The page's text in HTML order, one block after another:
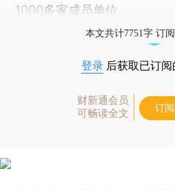
1000多家成员单位。
本文共计7751字 订
登录 后获取已订
财新通会员
可畅读全文
订